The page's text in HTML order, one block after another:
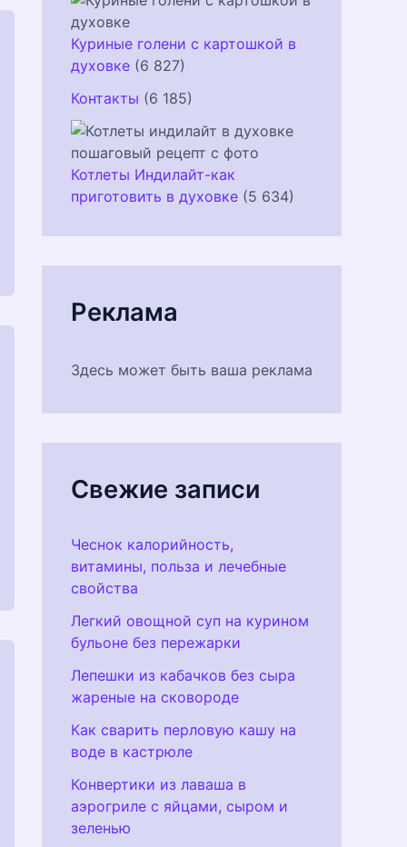
Куриные голени с картошкой в
духовке (6 827)
Контакты (6 185)
Котлеты Индилайт-как
приготовить в духовке (5 634)
Реклама
Здесь может быть ваша реклама
Свежие записи
Чеснок калорийность,
витамины, польза и лечебные
свойства
Легкий овощной суп на курином
бульоне без пережарки
Лепешки из кабачков без сыра
жареные на сковороде
Как сварить перловую кашу на
воде в кастрюле
Конвертики из лаваша в
аэрогриле с яйцами, сыром и
зеленью